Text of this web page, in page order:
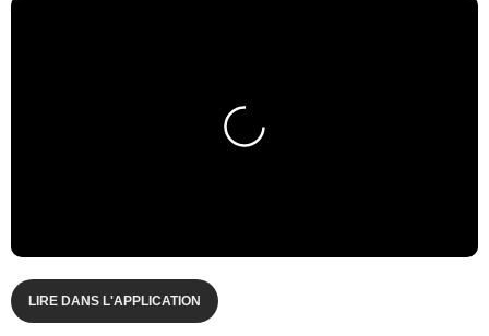
LIRE DANS L'APPLICATION